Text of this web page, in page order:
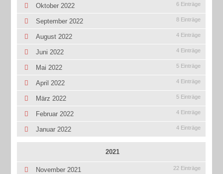
Oktober 2022 6 Einträge
September 2022 8 Einträge
August 2022 4 Einträge
Juni 2022 4 Einträge
Mai 2022 5 Einträge
April 2022 4 Einträge
März 2022 5 Einträge
Februar 2022 4 Einträge
Januar 2022 4 Einträge
2021
November 2021 22 Einträge